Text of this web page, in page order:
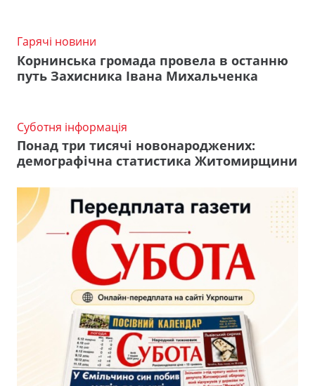
Гарячі новини
Корнинська громада провела в останню
путь Захисника Івана Михальченка
Суботня інформація
Понад три тисячі новонароджених:
демографічна статистика Житомирщини